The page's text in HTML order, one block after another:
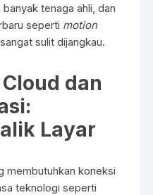
tenaga ahli, dan
seperti motion
sulit dijangkau.
dan
Layar
membutuhkan koneksi
teknologi seperti